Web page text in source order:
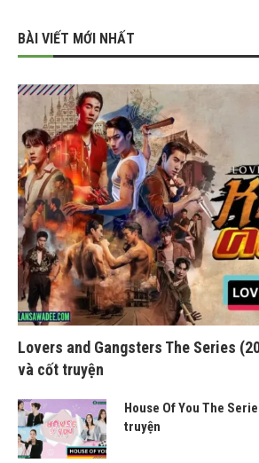
BÀI VIẾT MỚI NHẤT
Lovers and Gangsters The Series
và cốt truyện
House Of You The
truyện